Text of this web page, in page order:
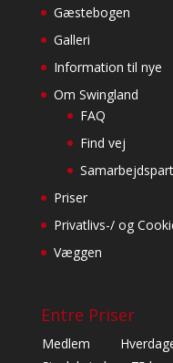
Gæstebogen
Galleri
Information til nye
Om Swingland
FAQ
Find vej
Priser
Privatlivs-/ og
Væggen
Entre Priser
Medlem